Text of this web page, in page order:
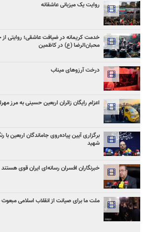
روایت یک میزبانی عاشقانه
خدمت کریمانه در ضیافت عاشقی؛ روایتی
محبان‌الرضا (ع) در کاظمین
درخت آرزوهای میناب
اعزام رایگان زائران اربعین حسینی به مرز
برگزاری آیین پیاده‌روی جاماندگان اربعین
شهید
خبرنگاران افسران رسانه‌ای ایران قوی هستند
ملت ما برای صیانت از انقلاب اسلامی